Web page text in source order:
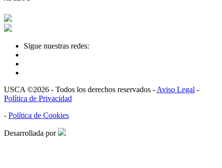
Sigue nuestras redes:
USCA ©2026 - Todos los derechos reservados - Aviso Legal -
Política de Privacidad
- Política de Cookies
Desarrollada por